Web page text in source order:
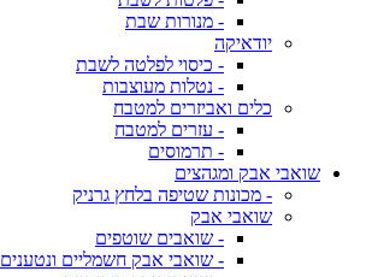
- מנורות שבת
יודאיקה
- כיסוי לפלטה לשבת
- נטלות מעוצבות
כלים ואביזרים למטבח
- עזרים למטבח
- תרמוסים
שואבי אבק ומגהצים
- מכונות שטיפה בלחץ גרניק
שואבי אבק
- שואבים שוטפים
- שואבי אבק חשמליים ונטענים